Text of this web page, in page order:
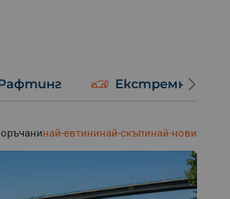
Екстремно
най-евтининай-скъпинай-нови